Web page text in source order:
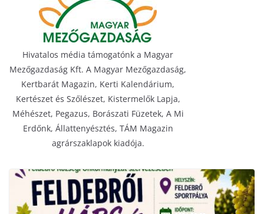
Hivatalos média támogatónk a Magyar
Mezőgazdaság Kft. A Magyar Mezőgazdaság,
Kertbarát Magazin, Kerti Kalendárium,
Kertészet és Szőlészet, Kistermelők Lapja,
Méhészet, Pegazus, Borászati Füzetek, A Mi
Erdőnk, Állattenyésztés, TÁM Magazin
agrárszaklapok kiadója.